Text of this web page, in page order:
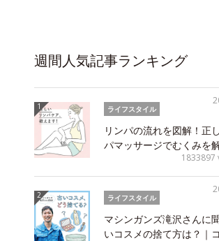
週間人気記事ランキング
ライフスタイル
リンパの流れを図解！正
パマッサージでむくみを
1833897
ライフスタイル
マシンガンズ滝沢さんに
いコスメの捨て方は？｜